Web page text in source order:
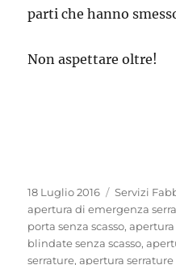
parti che hanno
Non aspettare oltre!
Pubblicato
il
18 Luglio 2016 Categorie
Servizi
apertura di emergenza
porta senza scasso,
blindate senza scasso,
serrature,apertura